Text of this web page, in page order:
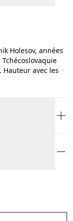
Holesov, années
Hauteur avec les